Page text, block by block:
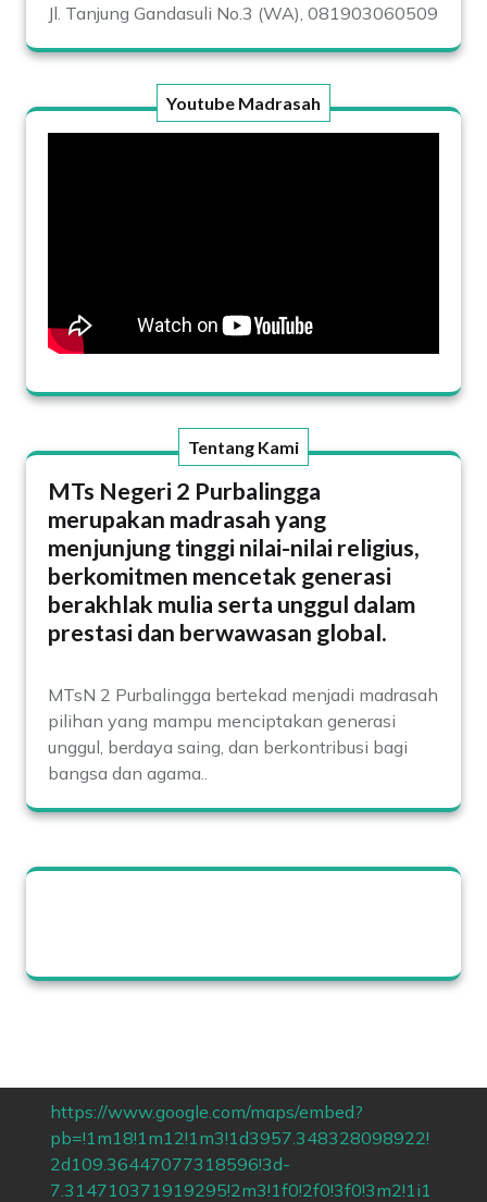
Jl. Tanjung Gandasuli No.3 (WA), 081903060509
Youtube Madrasah
Tentang Kami
MTs Negeri 2 Purbalingga
merupakan madrasah yang
menjunjung tinggi nilai-nilai religius,
berkomitmen mencetak generasi
berakhlak mulia serta unggul dalam
prestasi dan berwawasan global.
MTsN 2 Purbalingga bertekad menjadi madrasah
pilihan yang mampu menciptakan generasi
unggul, berdaya saing, dan berkontribusi bagi
bangsa dan agama..
https://www.google.com/maps/embed?
pb=!1m18!1m12!1m3!1d3957.348328098922!
2d109.36447077318596!3d-
7.314710371919295!2m3!1f0!2f0!3f0!3m2!1i1